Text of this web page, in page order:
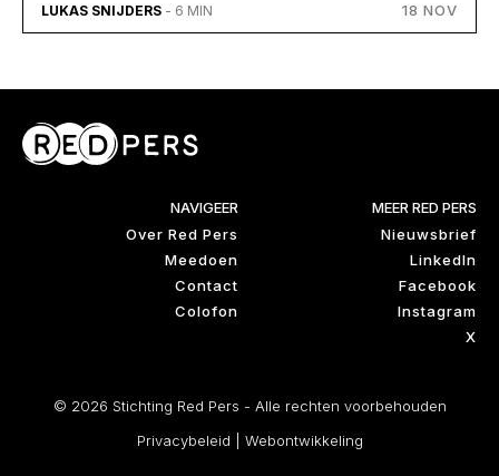
LUKAS SNIJDERS - 6 MIN 18 NOV
NAVIGEER
Over Red Pers
Meedoen
Contact
Colofon
MEER RED PERS
Nieuwsbrief
LinkedIn
Facebook
Instagram
X
© 2026 Stichting Red Pers - Alle rechten voorbehouden
Privacybeleid
Webontwikkeling